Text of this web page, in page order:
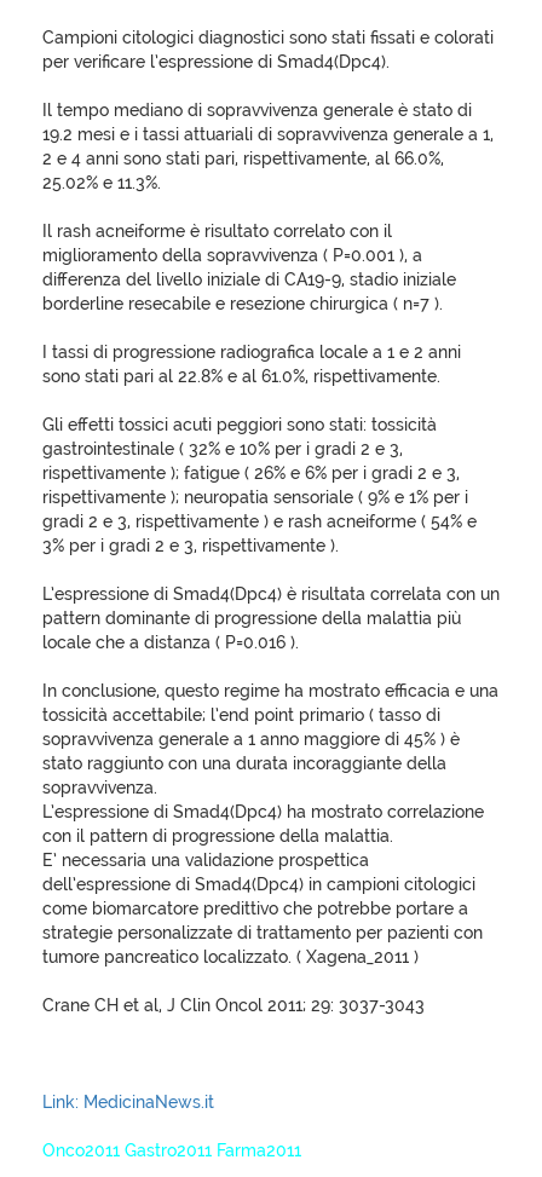
Campioni citologici diagnostici sono stati fissati e colorati
per verificare l’espressione di Smad4(Dpc4).
Il tempo mediano di sopravvivenza generale è stato di
19.2 mesi e i tassi attuariali di sopravvivenza generale a 1,
2 e 4 anni sono stati pari, rispettivamente, al 66.0%,
25.02% e 11.3%.
Il rash acneiforme è risultato correlato con il
miglioramento della sopravvivenza ( P=0.001 ), a
differenza del livello iniziale di CA19-9, stadio iniziale
borderline resecabile e resezione chirurgica ( n=7 ).
I tassi di progressione radiografica locale a 1 e 2 anni
sono stati pari al 22.8% e al 61.0%, rispettivamente.
Gli effetti tossici acuti peggiori sono stati: tossicità
gastrointestinale ( 32% e 10% per i gradi 2 e 3,
rispettivamente ); fatigue ( 26% e 6% per i gradi 2 e 3,
rispettivamente ); neuropatia sensoriale ( 9% e 1% per i
gradi 2 e 3, rispettivamente ) e rash acneiforme ( 54% e
3% per i gradi 2 e 3, rispettivamente ).
L’espressione di Smad4(Dpc4) è risultata correlata con un
pattern dominante di progressione della malattia più
locale che a distanza ( P=0.016 ).
In conclusione, questo regime ha mostrato efficacia e una
tossicità accettabile; l’end point primario ( tasso di
sopravvivenza generale a 1 anno maggiore di 45% ) è
stato raggiunto con una durata incoraggiante della
sopravvivenza.
L’espressione di Smad4(Dpc4) ha mostrato correlazione
con il pattern di progressione della malattia.
E’ necessaria una validazione prospettica
dell’espressione di Smad4(Dpc4) in campioni citologici
come biomarcatore predittivo che potrebbe portare a
strategie personalizzate di trattamento per pazienti con
tumore pancreatico localizzato. ( Xagena_2011 )
Crane CH et al, J Clin Oncol 2011; 29: 3037-3043
Link: MedicinaNews.it
Onco2011 Gastro2011 Farma2011